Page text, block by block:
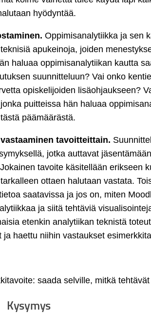
hyödyntää.
Oppimisanalytiikka ja sen
apukeinoja, joiden
haluaa oppimisanalytiikan kautta
suunnitteluun? Vai onko
opiskelijoiden lisäohjaukseen?
puitteissa hän haluaa
päämäärästä.
tavoitteittain.
jotka auttavat
tavoite käsitellään erikseen
ottaen halutaan vastata.
saatavissa ja jos on, miten
ja siitä tehtäviä
etenkin analytiikan teknistä
ja haettu niihin vastaukset
saada selville, mitkä
Kysymys